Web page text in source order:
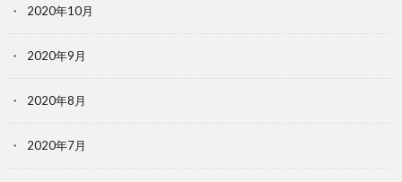
2020年10月
2020年9月
2020年8月
2020年7月